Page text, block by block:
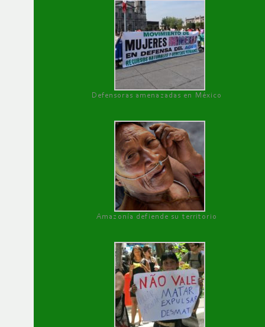
Defensoras amenazadas en México
Amazonía defiende su territorio